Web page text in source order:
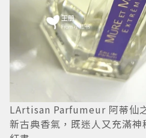
LArtisan Parfumeur 阿蒂仙
新古典香氣，既迷人又充滿